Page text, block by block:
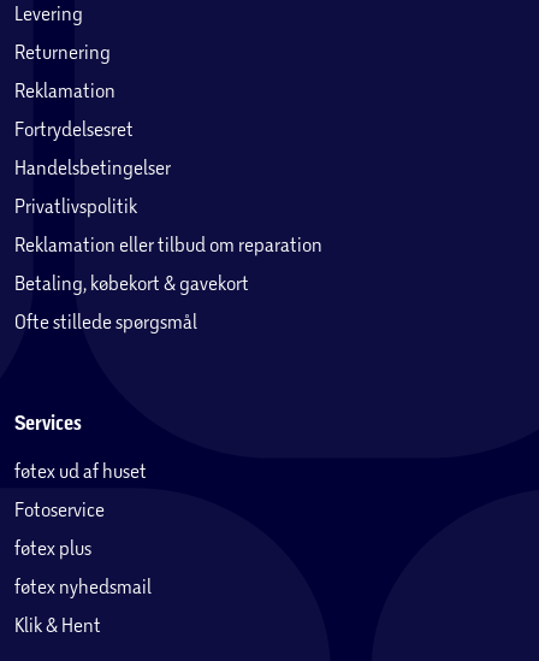
Levering
Returnering
Reklamation
Fortrydelsesret
Handelsbetingelser
Privatlivspolitik
Reklamation eller tilbud om reparation
Betaling, købekort & gavekort
Ofte stillede spørgsmål
Services
føtex ud af huset
Fotoservice
føtex plus
føtex nyhedsmail
Klik & Hent